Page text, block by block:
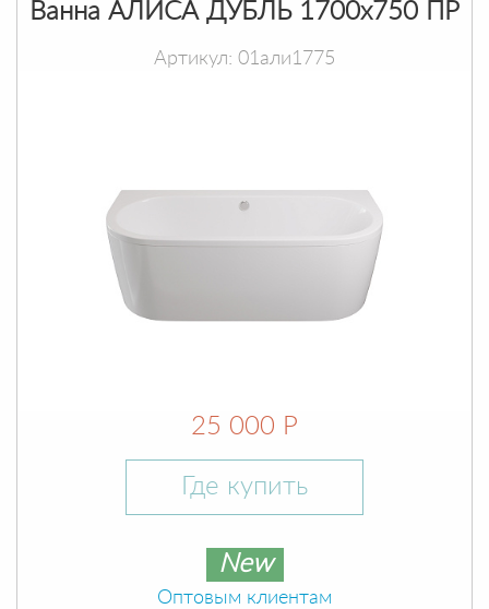
Ванна АЛИСА ДУБЛЬ 1700х750 ПР
Артикул: 01али1775
25 000 Р
Где купить
New
Оптовым клиентам